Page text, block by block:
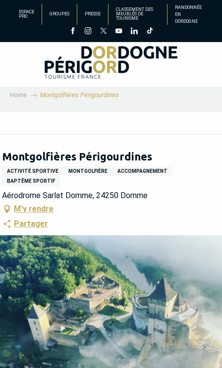
principal
ESPACE
PRO
GROUPES PRESSE
CLASSEMENT DES
MEUBLÉS DE
TOURISME
RANDONNÉE
EN
DORDOGNE
Home Montgolfières Périgourdines
Montgolfières Périgourdines
ACTIVITÉ SPORTIVE MONTGOLFIÈRE
ACCOMPAGNEMENT
BAPTÊME SPORTIF
Aérodrome Sarlat Domme, 24250 Domme
M'y rendre
Partager